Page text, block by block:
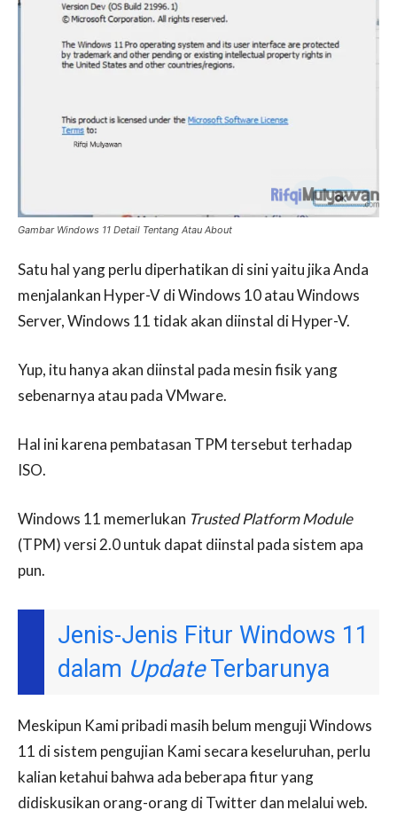
Gambar Windows 11 Detail Tentang Atau About
Satu hal yang perlu diperhatikan di sini yaitu jika Anda
menjalankan Hyper-V di Windows 10 atau Windows
Server, Windows 11 tidak akan diinstal di Hyper-V.
Yup, itu hanya akan diinstal pada mesin fisik yang
sebenarnya atau pada VMware.
Hal ini karena pembatasan TPM tersebut terhadap
ISO.
Windows 11 memerlukan Trusted Platform Module
(TPM) versi 2.0 untuk dapat diinstal pada sistem apa
pun.
Jenis-Jenis Fitur Windows 11
dalam UpdateTerbarunya
Meskipun Kami pribadi masih belum menguji Windows
11 di sistem pengujian Kami secara keseluruhan, perlu
kalian ketahui bahwa ada beberapa fitur yang
didiskusikan orang-orang di Twitter dan melalui web.